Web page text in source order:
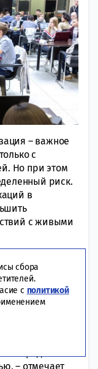
– важное
с
Но при этом
риск.
в
с живыми
между
и людьми. И
потому
какую-то
жалобы и
– отмечает
сбора
с политикой